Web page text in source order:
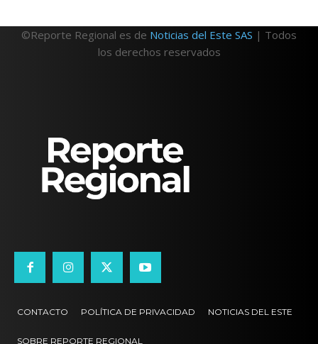
©Reporte Regional es de Noticias del Este SAS | Todos
los derechos reservados
CONTACTO POLÍTICA DE PRIVACIDAD NOTICIAS DEL ESTE
SOBRE REPORTE REGIONAL